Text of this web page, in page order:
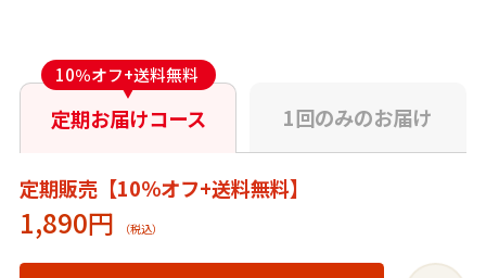
定期販売【10％オフ+送料無料】
1,890円
定期お届けコース 1回のみのお届け
10％オフ+送料無料